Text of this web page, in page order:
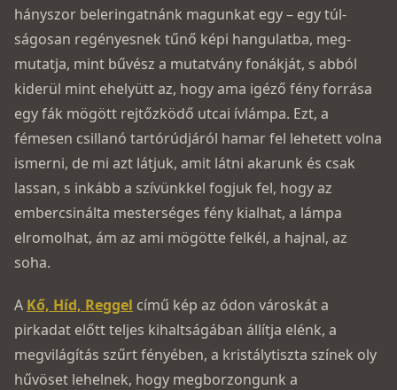
hányszor beleringatnánk magunkat egy – egy túl­
ságosan regényesnek tűnő képi hangulatba, meg­
mutatja, mint bűvész a mutatvány fonákját, s abból
kiderül mint ehelyütt az, hogy ama igéző fény forrása
egy fák mögött rejtőzködő utcai ívlámpa. Ezt, a
fémesen csillanó tartórúdjáról hamar fel lehetett volna
ismerni, de mi azt látjuk, amit látni akarunk és csak
lassan, s inkább a szívünkkel fogjuk fel, hogy az
embercsinálta mesterséges fény kialhat, a lámpa
elromolhat, ám az ami mögötte felkél, a hajnal, az
soha.
A Kő, Híd, Reggel című kép az ódon városkát a
pirkadat előtt teljes kihaltságában állítja elénk, a
megvilágítás szűrt fényében, a kristálytiszta színek oly
hűvöset lehelnek, hogy megborzongunk a